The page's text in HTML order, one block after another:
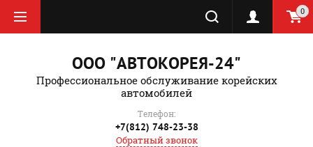
0
ООО "АВТОКОРЕЯ-24"
Профессиональное обслуживание корейских
автомобилей
Телефон:
+7(812) 748-23-38
Обратный звонок